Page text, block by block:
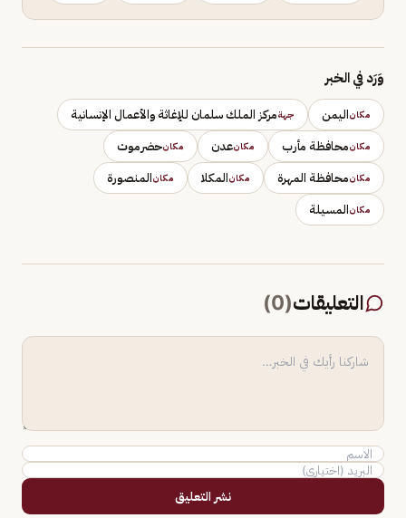
وَرَد في الخبر
مكاناليمن جهةمركز الملك سلمان للإغاثة والأعمال الإنسانية
مكانمحافظة مأرب مكانعدن مكانحضرموت
مكانمحافظة المهرة مكانالمكلا مكانالمنصورة
مكانالمسيلة
التعليقات(
0
)
نشر التعليق